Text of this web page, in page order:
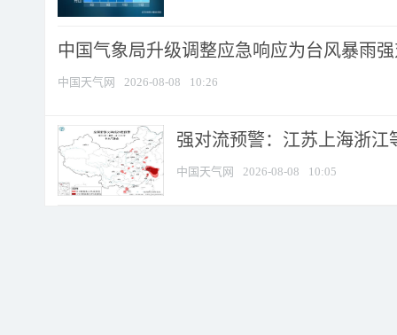
中国气象局升级调整应急响应为台风暴雨
中国天气网 2026-08-08 10:26
强对流预警：江苏上海浙江
中国天气网 2026-08-08 10:05